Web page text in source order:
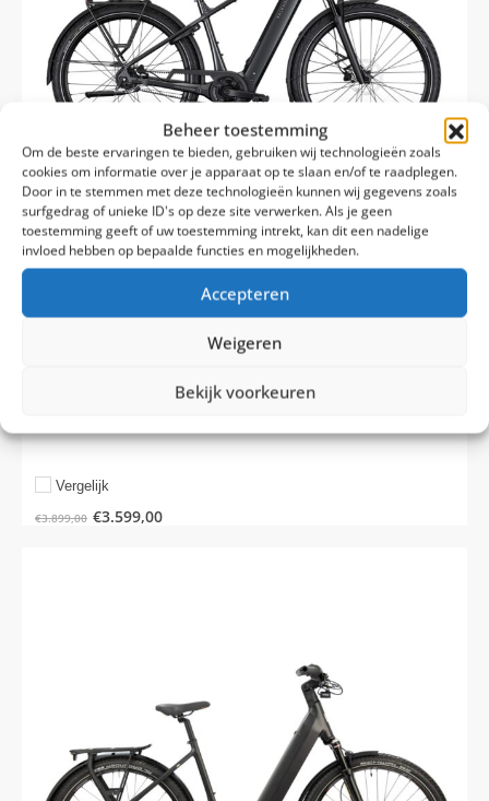
Beheer toestemming
Om de beste ervaringen te bieden, gebruiken wij technologieën zoals
cookies om informatie over je apparaat op te slaan en/of te raadplegen.
Door in te stemmen met deze technologieën kunnen wij gegevens zoals
surfgedrag of unieke ID's op deze site verwerken. Als je geen
toestemming geeft of uw toestemming intrekt, kan dit een nadelige
invloed hebben op bepaalde functies en mogelijkheden.
Accepteren
Weigeren
Bekijk voorkeuren
Kalkhoff Image 3 Excite heren 2027
100% Rijklaar Levering
€3.899,00 €3.599,00
Vergelijk